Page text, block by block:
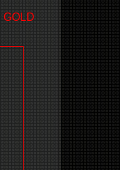
GOLD